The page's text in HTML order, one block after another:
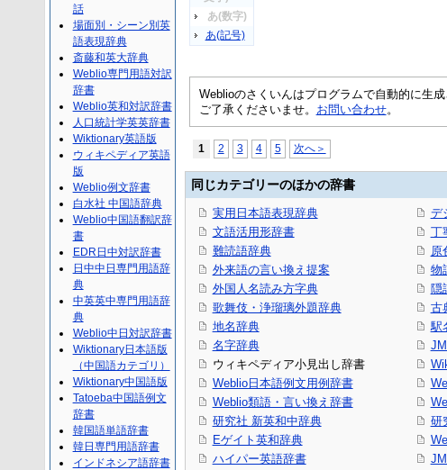
あ(数字)
あ(記号)
Weblioのさくいんはプログラムで自動的に生
ご了承くださいませ。 お問い合わせ。
1 2 3 4 5 次へ＞
同じカテゴリーのほかの辞書
実用日本語表現辞典
文語活用形辞書
難読語辞典
外来語の言い換え提案
外国人名読み方字典
歌舞伎・浄瑠璃外題辞典
地名辞典
名字辞典
ウィキペディア小見出し辞書
Weblio日本語例文用例辞書
Weblio類語・言い換え辞書
研究社 新英和中辞典
Eゲイト英和辞典
ハイパー英語辞書
デ
丁
原
物
隠
古
駅
研
話
場面別・シーン別英
語表現辞典
斎藤和英大辞典
Weblio専門用語対訳
辞書
Weblio英和対訳辞書
人口統計学英英辞書
Wiktionary英語版
ウィキペディア英語
版
Weblio例文辞書
白水社 中国語辞典
Weblio中国語翻訳辞
書
EDR日中対訳辞書
日中中日専門用語辞
典
中英英中専門用語辞
典
Weblio中日対訳辞書
Wiktionary日本語版
（中国語カテゴリ）
Wiktionary中国語版
Tatoeba中国語例文
辞書
韓国語単語辞書
韓日専門用語辞書
インドネシア語辞書